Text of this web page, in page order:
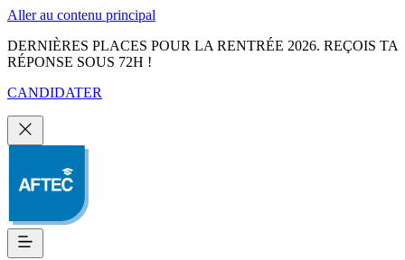
Aller au contenu principal
DERNIÈRES PLACES POUR LA RENTRÉE 2026. REÇOIS TA
RÉPONSE SOUS 72H !
CANDIDATER